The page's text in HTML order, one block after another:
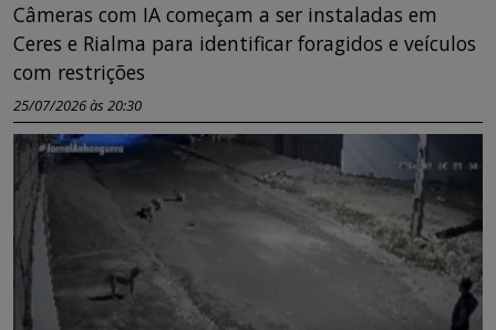
Câmeras com IA começam a ser instaladas em
Ceres e Rialma para identificar foragidos e veículos
com restrições
25/07/2026 às 20:30